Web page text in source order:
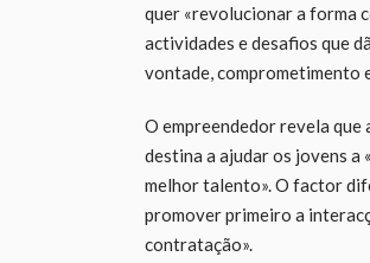
quer «revolucionar a forma
actividades e desafios que
vontade, comprometimento
O empreendedor revela que
destina a ajudar os jovens a
melhor talento». O factor
promover primeiro a
contratação».